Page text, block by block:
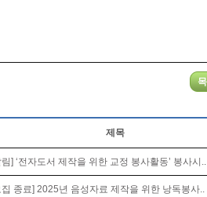
제목
림] ‘전자도서 제작을 위한 교정 봉사활동’ 봉사시..
집 종료] 2025년 음성자료 제작을 위한 낭독봉사..